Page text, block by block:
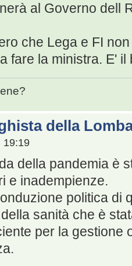
al Governo dell
che Lega e FI
fare la ministra. E'
della
19:19
della pandemia è
e inadempienze.
politica di
sanità che è
per la gestione